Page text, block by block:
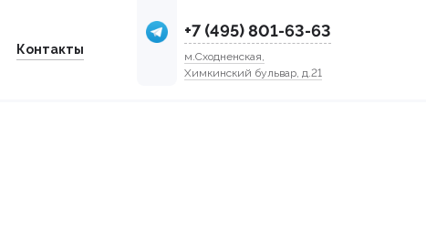
Контакты
+7 (495) 801-63-63
м.Сходненская,
Химкинский бульвар, д.21